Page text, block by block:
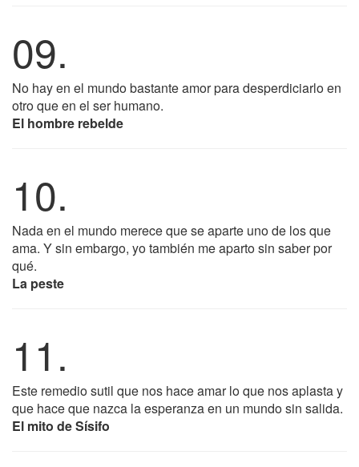
09.
No hay en el mundo bastante amor para desperdiciarlo en
otro que en el ser humano.
El hombre rebelde
10.
Nada en el mundo merece que se aparte uno de los que
ama. Y sin embargo, yo también me aparto sin saber por
qué.
La peste
11.
Este remedio sutil que nos hace amar lo que nos aplasta y
que hace que nazca la esperanza en un mundo sin salida.
El mito de Sísifo